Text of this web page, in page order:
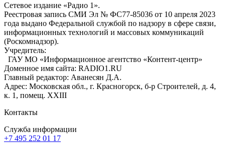
Сетевое издание «Радио 1».
Реестровая запись СМИ Эл № ФС77-85036 от 10 апреля 2023
года выдано Федеральной службой по надзору в сфере связи,
информационных технологий и массовых коммуникаций
(Роскомнадзор).
Учредитель:
ГАУ МО «Информационное агентство «Контент-центр»
Доменное имя сайта: RADIO1.RU
Главный редактор: Аванесян Д.А.
Адрес: Московская обл., г. Красногорск, б-р Строителей, д. 4,
к. 1, помещ. XXIII
Контакты
Служба информации
+7 495 252 01 17